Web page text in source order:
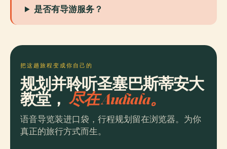
是否有导游服务？
把这趟旅程变成你自己的
规划并聆听圣塞巴斯蒂安大
教堂， 尽在 Audiala。
语音导览装进口袋，行程规划留在浏览器。为你
真正的旅行方式而生。